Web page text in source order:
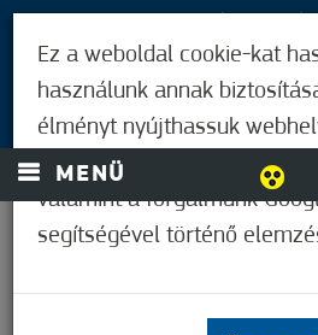
MENÜ
Ez a weboldal cookie-kat
használunk annak
élményt nyújthassuk
és a hirdetések személyre
valamint a forgalmunk
segítségével történő